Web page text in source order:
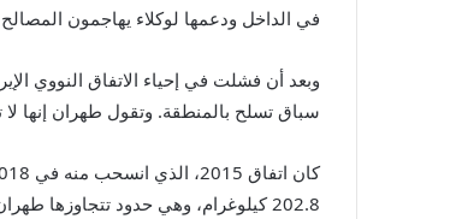
في الداخل ودعمها لوكلاء يهاجمون
سباق تسلح بالمنطقة. وتقول طهران إنها
كان اتفاق 2015، الذي انسحب منه في
202.8كيلوغرام، وهي حدود تتجاوزها